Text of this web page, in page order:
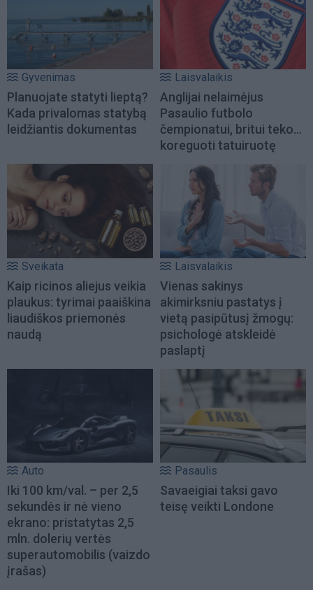
Gyvenimas
Planuojate statyti lieptą?
Kada privalomas statybą
leidžiantis dokumentas
Laisvalaikis
Anglijai nelaimėjus
Pasaulio futbolo
čempionatui, britui teko...
koreguoti tatuiruotę
Sveikata
Kaip ricinos aliejus veikia
plaukus: tyrimai paaiškina
liaudiškos priemonės
naudą
Laisvalaikis
Vienas sakinys
akimirksniu pastatys į
vietą pasipūtusį žmogų:
psichologė atskleidė
paslaptį
Auto
Iki 100 km/val. – per 2,5
sekundės ir nė vieno
ekrano: pristatytas 2,5
mln. dolerių vertės
superautomobilis (vaizdo
įrašas)
Pasaulis
Savaeigiai taksi gavo
teisę veikti Londone